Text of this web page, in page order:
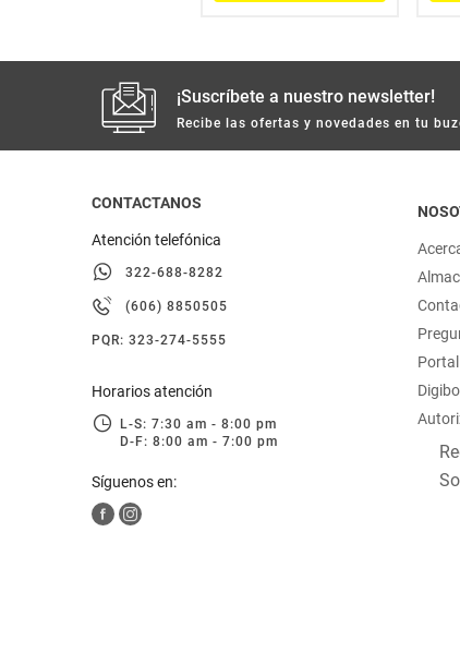
¡Suscríbete a nuestro newsletter!
Recibe las ofertas y novedades en tu
CONTACTANOS
Atención telefónica
322-688-8282
(606) 8850505
PQR: 323-274-5555
Horarios atención
L-S: 7:30 am - 8:00 pm
D-F: 8:00 am - 7:00 pm
Síguenos en: